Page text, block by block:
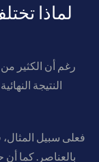
لماذا
رغم أن الكثير
النتيجة
فعلى سبيل المثال،
بالعناصر. كما